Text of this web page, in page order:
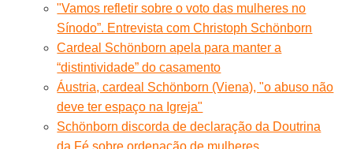
"Vamos refletir sobre o voto das mulheres no
Sínodo”. Entrevista com Christoph Schönborn
Cardeal Schönborn apela para manter a
“distintividade” do casamento
Áustria, cardeal Schönborn (Viena), "o abuso não
deve ter espaço na Igreja"
Schönborn discorda de declaração da Doutrina
da Fé sobre ordenação de mulheres